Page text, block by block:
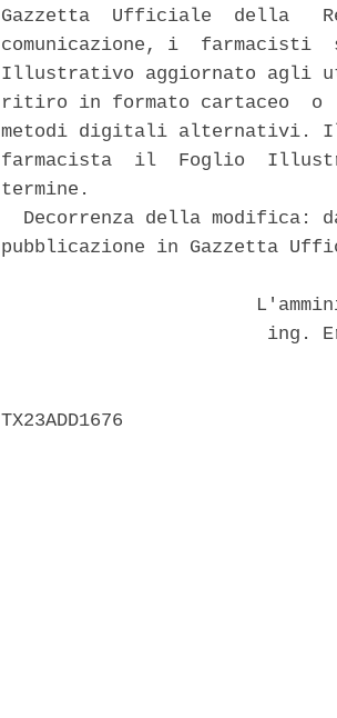
Gazzetta  Ufficiale  della
comunicazione, i  farmacisti
Illustrativo aggiornato agli
ritiro in formato cartaceo
metodi digitali alternativi.
farmacista  il  Foglio
termine.
Decorrenza della modifica:
pubblicazione in Gazzetta
ing.